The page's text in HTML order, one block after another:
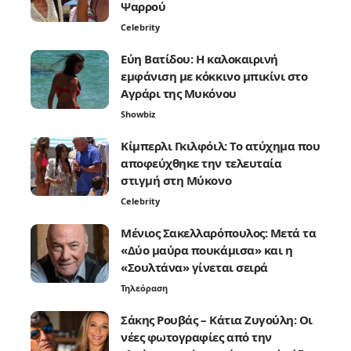
Ψαρρού
Celebrity
Εύη Βατίδου: Η καλοκαιρινή
εμφάνιση με κόκκινο μπικίνι στο
Αγράρι της Μυκόνου
Showbiz
Κίμπερλι Γκιλφόιλ: Το ατύχημα που
αποφεύχθηκε την τελευταία
στιγμή στη Μύκονο
Celebrity
Μένιος Σακελλαρόπουλος: Μετά τα
«Δύο μαύρα πουκάμισα» και η
«Σουλτάνα» γίνεται σειρά
Τηλεόραση
Σάκης Ρουβάς – Κάτια Ζυγούλη: Οι
νέες φωτογραφίες από την